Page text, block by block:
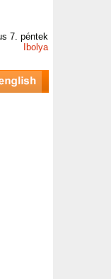
7. péntek
Ibolya